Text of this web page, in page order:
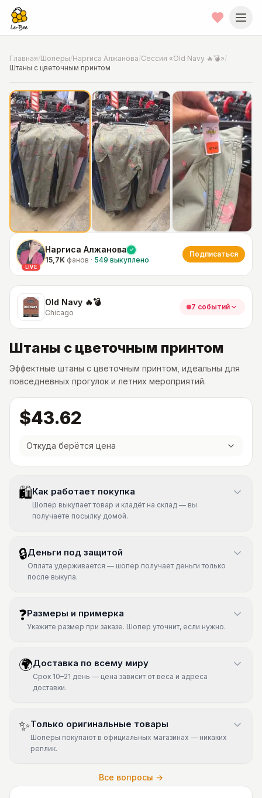
Главная/Шоперы/Наргиса Алжанова/Сессия «Old Navy 🔥💣»/
Штаны с цветочным принтом
📍Фото от шопера·Chicago
LIVE
Наргиса Алжанова
15,7K фанов · 549 выкуплено
Подписаться
Old Navy 🔥💣
Chicago
7 событий
Штаны с цветочным принтом
Эффектные штаны с цветочным принтом, идеальны для
повседневных прогулок и летних мероприятий.
$43.62
Откуда берётся цена
🛍Как работает покупка
Шопер выкупает товар и кладёт на склад — вы
получаете посылку домой.
🔒Деньги под защитой
Оплата удерживается — шопер получает деньги только
после выкупа.
❓Размеры и примерка
Укажите размер при заказе. Шопер уточнит, если нужно.
🌍Доставка по всему миру
Срок 10–21 день — цена зависит от веса и адреса
доставки.
✨Только оригинальные товары
Шоперы покупают в официальных магазинах — никаких
реплик.
Все вопросы →